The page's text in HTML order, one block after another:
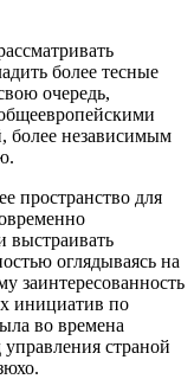
более тесные
очередь,
более независимым
пространство для
выстраивать
оглядываясь на
заинтересованность
инициатив по
во времена
страной